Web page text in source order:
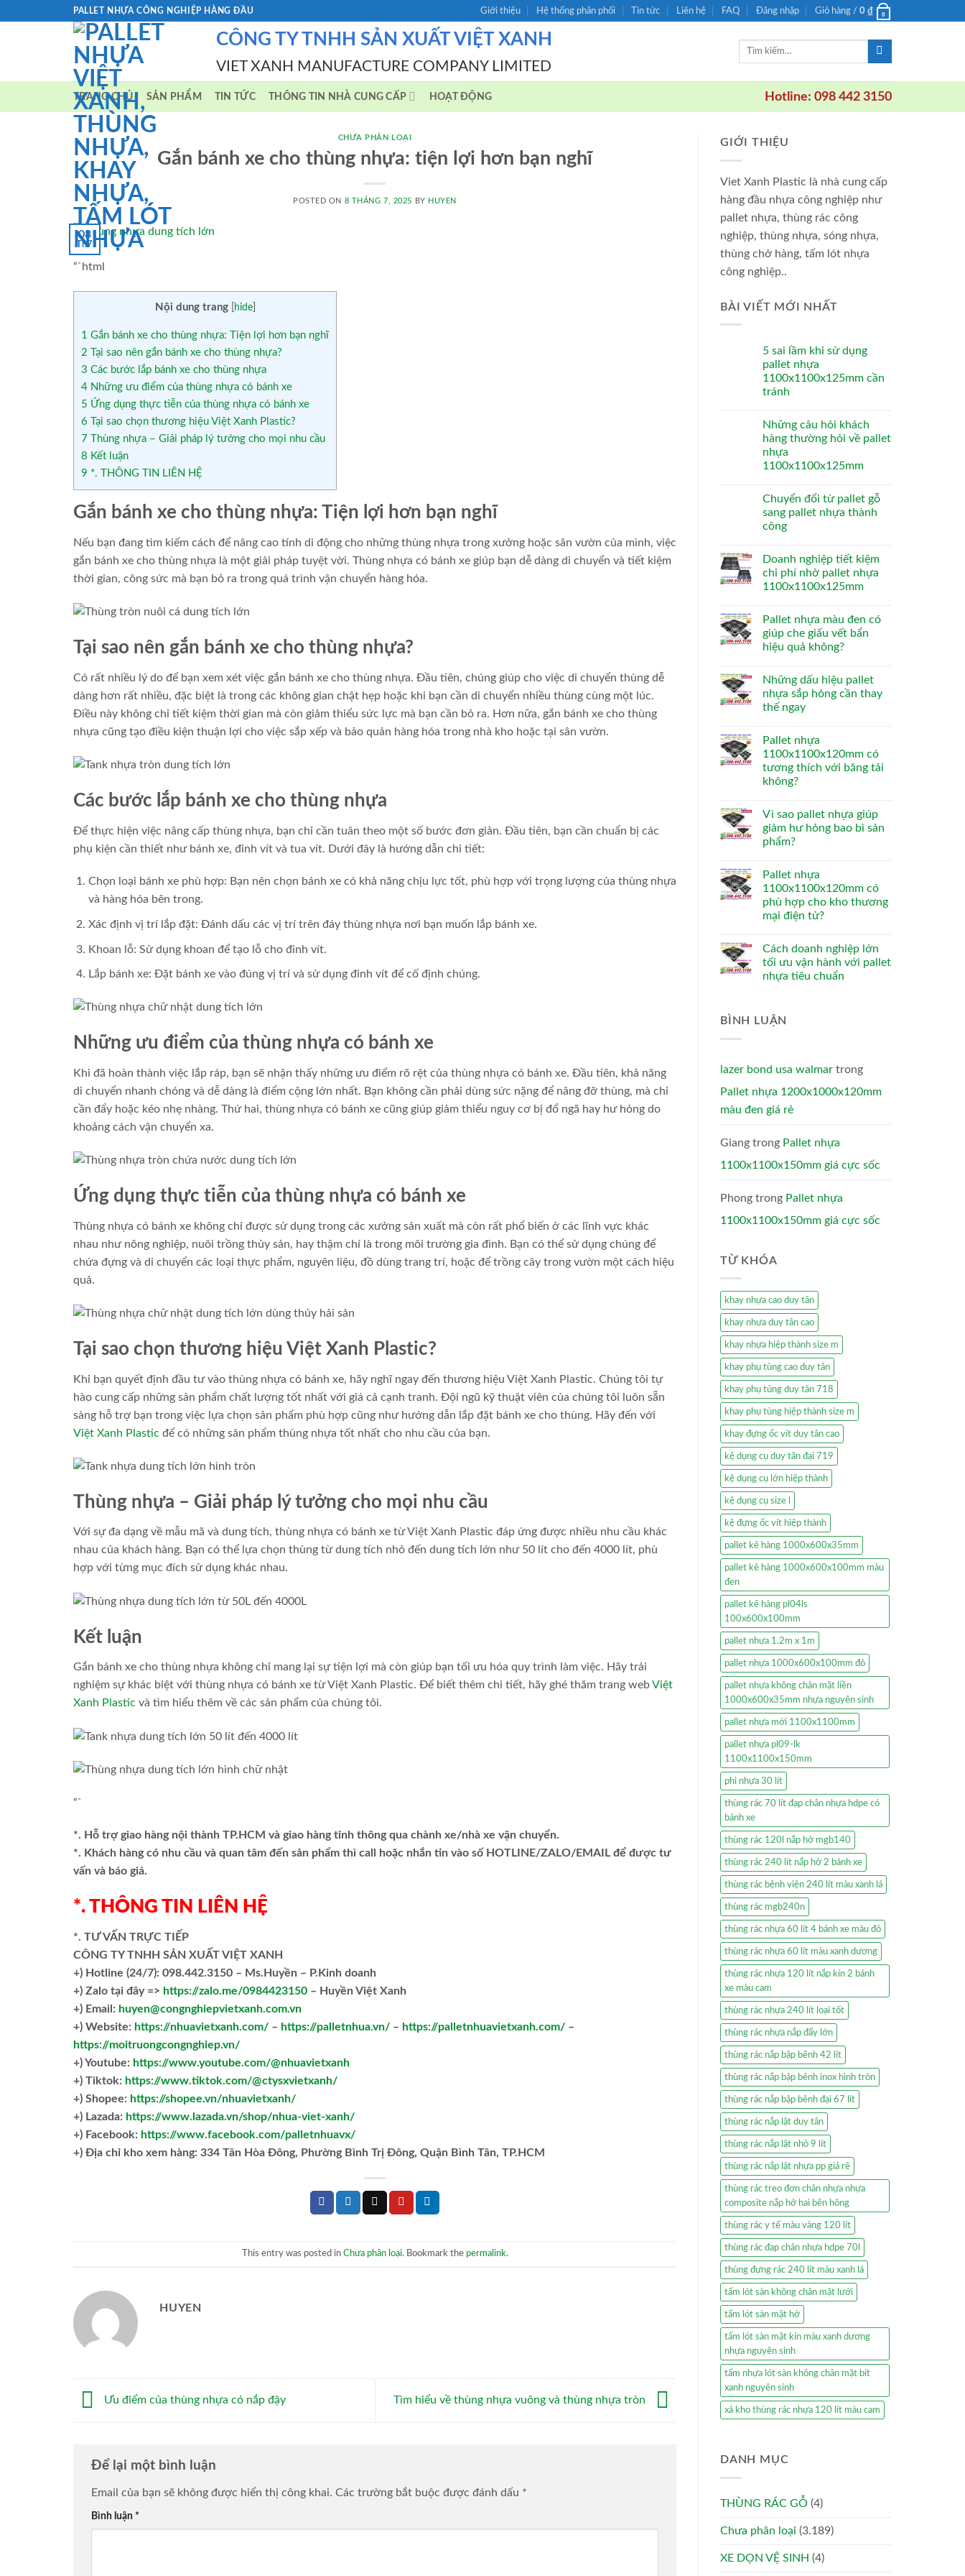
PALLET NHỰA CÔNG NGHIỆP HÀNG ĐẦU Giới thiệu Hệ thống phân phối Tin tức Liên hệ FAQ Đăng nhập Giỏ hàng / 0 ₫ 0
CÔNG TY TNHH SẢN XUẤT VIỆT XANH
VIET XANH MANUFACTURE COMPANY LIMITED
Tìm
TRANG CHỦ SẢN PHẨM TIN TỨC THÔNG TIN NHÀ CUNG CẤP HOẠT ĐỘNG Hotline: 098 442 3150
CHƯA PHÂN LOẠI
Gắn bánh xe cho thùng nhựa: tiện lợi hơn bạn nghĩ
POSTED ON 8 THÁNG 7, 2025 BY HUYEN
08
Th7
“`html
Nội dung trang hide]
1 Gắn bánh xe cho thùng nhựa: Tiện lợi hơn bạn nghĩ
2 Tại sao nên gắn bánh xe cho thùng nhựa?
3 Các bước lắp bánh xe cho thùng nhựa
4 Những ưu điểm của thùng nhựa có bánh xe
5 Ứng dụng thực tiễn của thùng nhựa có bánh xe
6 Tại sao chọn thương hiệu Việt Xanh Plastic?
7 Thùng nhựa – Giải pháp lý tưởng cho mọi nhu cầu
8 Kết luận
9 *. THÔNG TIN LIÊN HỆ
Gắn bánh xe cho thùng nhựa: Tiện lợi hơn bạn nghĩ
Nếu bạn đang tìm kiếm cách để nâng cao tính di động cho những thùng nhựa trong xưởng hoặc sân vườn của mình, việc
gắn bánh xe cho thùng nhựa là một giải pháp tuyệt vời. Thùng nhựa có bánh xe giúp bạn dễ dàng di chuyển và tiết kiệm
thời gian, công sức mà bạn bỏ ra trong quá trình vận chuyển hàng hóa.
Tại sao nên gắn bánh xe cho thùng nhựa?
Có rất nhiều lý do để bạn xem xét việc gắn bánh xe cho thùng nhựa. Đầu tiên, chúng giúp cho việc di chuyển thùng dễ
dàng hơn rất nhiều, đặc biệt là trong các không gian chật hẹp hoặc khi bạn cần di chuyển nhiều thùng cùng một lúc.
Điều này không chỉ tiết kiệm thời gian mà còn giảm thiểu sức lực mà bạn cần bỏ ra. Hơn nữa, gắn bánh xe cho thùng
nhựa cũng tạo điều kiện thuận lợi cho việc sắp xếp và bảo quản hàng hóa trong nhà kho hoặc tại sân vườn.
Các bước lắp bánh xe cho thùng nhựa
Để thực hiện việc nâng cấp thùng nhựa, bạn chỉ cần tuân theo một số bước đơn giản. Đầu tiên, bạn cần chuẩn bị các
phụ kiện cần thiết như bánh xe, đinh vít và tua vít. Dưới đây là hướng dẫn chi tiết:
Chọn loại bánh xe phù hợp: Bạn nên chọn bánh xe có khả năng chịu lực tốt, phù hợp với trọng lượng của thùng nhựa
và hàng hóa bên trong.
Xác định vị trí lắp đặt: Đánh dấu các vị trí trên đáy thùng nhựa nơi bạn muốn lắp bánh xe.
Khoan lỗ: Sử dụng khoan để tạo lỗ cho đinh vít.
Lắp bánh xe: Đặt bánh xe vào đúng vị trí và sử dụng đinh vít để cố định chúng.
Những ưu điểm của thùng nhựa có bánh xe
Khi đã hoàn thành việc lắp ráp, bạn sẽ nhận thấy những ưu điểm rõ rệt của thùng nhựa có bánh xe. Đầu tiên, khả năng
di chuyển nhanh chóng và dễ dàng là điểm cộng lớn nhất. Bạn không cần phải dùng sức nặng để nâng đỡ thùng, mà chỉ
cần đẩy hoặc kéo nhẹ nhàng. Thứ hai, thùng nhựa có bánh xe cũng giúp giảm thiểu nguy cơ bị đổ ngã hay hư hỏng do
khoảng cách vận chuyển xa.
Ứng dụng thực tiễn của thùng nhựa có bánh xe
Thùng nhựa có bánh xe không chỉ được sử dụng trong các xưởng sản xuất mà còn rất phổ biến ở các lĩnh vực khác
nhau như nông nghiệp, nuôi trồng thủy sản, hay thậm chí là trong môi trường gia đình. Bạn có thể sử dụng chúng để
chứa đựng và di chuyển các loại thực phẩm, nguyên liệu, đồ dùng trang trí, hoặc để trồng cây trong vườn một cách hiệu
quả.
Tại sao chọn thương hiệu Việt Xanh Plastic?
Khi bạn quyết định đầu tư vào thùng nhựa có bánh xe, hãy nghĩ ngay đến thương hiệu Việt Xanh Plastic. Chúng tôi tự
hào cung cấp những sản phẩm chất lượng tốt nhất với giá cả cạnh tranh. Đội ngũ kỹ thuật viên của chúng tôi luôn sẵn
sàng hỗ trợ bạn trong việc lựa chọn sản phẩm phù hợp cũng như hướng dẫn lắp đặt bánh xe cho thùng. Hãy đến với
Việt Xanh Plastic để có những sản phẩm thùng nhựa tốt nhất cho nhu cầu của bạn.
Thùng nhựa – Giải pháp lý tưởng cho mọi nhu cầu
Với sự đa dạng về mẫu mã và dung tích, thùng nhựa có bánh xe từ Việt Xanh Plastic đáp ứng được nhiều nhu cầu khác
nhau của khách hàng. Bạn có thể lựa chọn thùng từ dung tích nhỏ đến dung tích lớn như 50 lít cho đến 4000 lít, phù
hợp với từng mục đích sử dụng khác nhau.
Kết luận
Gắn bánh xe cho thùng nhựa không chỉ mang lại sự tiện lợi mà còn giúp bạn tối ưu hóa quy trình làm việc. Hãy trải
nghiệm sự khác biệt với thùng nhựa có bánh xe từ Việt Xanh Plastic. Để biết thêm chi tiết, hãy ghé thăm trang webViệt
Xanh Plastic và tìm hiểu thêm về các sản phẩm của chúng tôi.
“`
*. Hỗ trợ giao hàng nội thành TP.HCM và giao hàng tỉnh thông qua chành xe/nhà xe vận chuyển.
*. Khách hàng có nhu cầu và quan tâm đến sản phẩm thì call hoặc nhắn tin vào số HOTLINE/ZALO/EMAIL để được tư
vấn và báo giá.
*. THÔNG TIN LIÊN HỆ
*. TƯ VẤN TRỰC TIẾP
CÔNG TY TNHH SẢN XUẤT VIỆT XANH
+) Hotline (24/7): 098.442.3150 – Ms.Huyền – P.Kinh doanh
+) Zalo tại đây => https://zalo.me/0984423150 – Huyền Việt Xanh
+) Email: huyen@congnghiepvietxanh.com.vn
+) Website: https://nhuavietxanh.com/ – https://palletnhua.vn/ – https://palletnhuavietxanh.com/ –
https://moitruongcongnghiep.vn/
+) Youtube: https://www.youtube.com/@nhuavietxanh
+) Tiktok: https://www.tiktok.com/@ctysxvietxanh/
+) Shopee: https://shopee.vn/nhuavietxanh/
+) Lazada: https://www.lazada.vn/shop/nhua-viet-xanh/
+) Facebook: https://www.facebook.com/palletnhuavx/
+) Địa chỉ kho xem hàng: 334 Tân Hòa Đông, Phường Bình Trị Đông, Quận Bình Tân, TP.HCM
This entry was posted in Chưa phân loại. Bookmark the permalink.
HUYEN
Ưu điểm của thùng nhựa có nắp đậy Tìm hiểu về thùng nhựa vuông và thùng nhựa tròn
Để lại một bình luận
Email của bạn sẽ không được hiển thị công khai. Các trường bắt buộc được đánh dấu *
Bình luận *
GIỚI THIỆU
Viet Xanh Plastic là nhà cung cấp
hàng đầu nhựa công nghiệp như
pallet nhựa, thùng rác công
nghiệp, thùng nhựa, sóng nhựa,
thùng chở hàng, tấm lót nhựa
công nghiệp..
BÀI VIẾT MỚI NHẤT
5 sai lầm khi sử dụng
pallet nhựa
1100x1100x125mm cần
tránh
Những câu hỏi khách
hàng thường hỏi về pallet
nhựa
1100x1100x125mm
Chuyển đổi từ pallet gỗ
sang pallet nhựa thành
công
Doanh nghiệp tiết kiệm
chi phí nhờ pallet nhựa
1100x1100x125mm
Pallet nhựa màu đen có
giúp che giấu vết bẩn
hiệu quả không?
Những dấu hiệu pallet
nhựa sắp hỏng cần thay
thế ngay
Pallet nhựa
1100x1100x120mm có
tương thích với băng tải
không?
Vì sao pallet nhựa giúp
giảm hư hỏng bao bì sản
phẩm?
Pallet nhựa
1100x1100x120mm có
phù hợp cho kho thương
mại điện tử?
Cách doanh nghiệp lớn
tối ưu vận hành với pallet
nhựa tiêu chuẩn
BÌNH LUẬN
lazer bond usa walmar trong
Pallet nhựa 1200x1000x120mm
màu đen giá rẻ
Giang trong Pallet nhựa
1100x1100x150mm giá cực sốc
Phong trong Pallet nhựa
1100x1100x150mm giá cực sốc
TỪ KHÓA
khay nhựa cao duy tân
khay nhựa duy tân cao
khay nhựa hiệp thành size m
khay phụ tùng cao duy tân
khay phụ tùng duy tân 718
khay phụ tùng hiệp thành size m
khay đựng ốc vít duy tân cao
kệ dụng cụ duy tân đại 719
kệ dụng cụ lớn hiệp thành
kệ dụng cụ size l
kệ đựng ốc vít hiệp thành
pallet kê hàng 1000x600x35mm
pallet kê hàng 1000x600x100mm màu
đen
pallet kê hàng pl04ls
100x600x100mm
pallet nhựa 1.2m x 1m
pallet nhựa 1000x600x100mm đỏ
pallet nhựa không chân mặt liền
1000x600x35mm nhựa nguyên sinh
pallet nhựa mới 1100x1100mm
pallet nhựa pl09-lk
1100x1100x150mm
phi nhựa 30 lít
thùng rác 70 lít đạp chân nhựa hdpe có
bánh xe
thùng rác 120l nắp hở mgb140
thùng rác 240 lít nắp hở 2 bánh xe
thùng rác bệnh viện 240 lít màu xanh lá
thùng rác mgb240n
thùng rác nhựa 60 lít 4 bánh xe màu đỏ
thùng rác nhựa 60 lít màu xanh dương
thùng rác nhựa 120 lít nắp kín 2 bánh
xe màu cam
thùng rác nhựa 240 lít loại tốt
thùng rác nhựa nắp đẩy lớn
thùng rác nắp bập bênh 42 lít
thùng rác nắp bập bênh inox hình tròn
thùng rác nắp bập bênh đại 67 lít
thùng rác nắp lật duy tân
thùng rác nắp lật nhỏ 9 lít
thùng rác nắp lật nhựa pp giá rẻ
thùng rác treo đơn chân nhựa nhựa
composite nắp hở hai bên hông
thùng rác y tế màu vàng 120 lít
thùng rác đạp chân nhựa hdpe 70l
thùng đựng rác 240 lít màu xanh lá
tấm lót sàn không chân mặt lưới
tấm lót sàn mặt hở
tấm lót sàn mặt kín màu xanh dương
nhựa nguyên sinh
tấm nhựa lót sàn không chân mặt bít
xanh nguyên sinh
xả kho thùng rác nhựa 120 lít màu cam
DANH MỤC
THÙNG RÁC GỖ (4)
Chưa phân loại (3.189)
XE DỌN VỆ SINH (4)